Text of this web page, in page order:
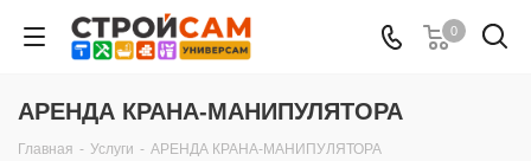
0
АРЕНДА КРАНА-МАНИПУЛЯТОРА
Главная - Услуги - АРЕНДА КРАНА-МАНИПУЛЯТОРА